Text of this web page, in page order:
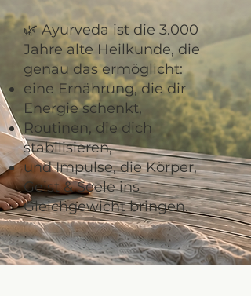
🌿 Ayurveda ist die 3.000
Jahre alte Heilkunde, die
genau das ermöglicht:
eine Ernährung, die dir
Energie schenkt,
Routinen, die dich
stabilisieren,
und Impulse, die Körper,
Geist & Seele ins
Gleichgewicht bringen.